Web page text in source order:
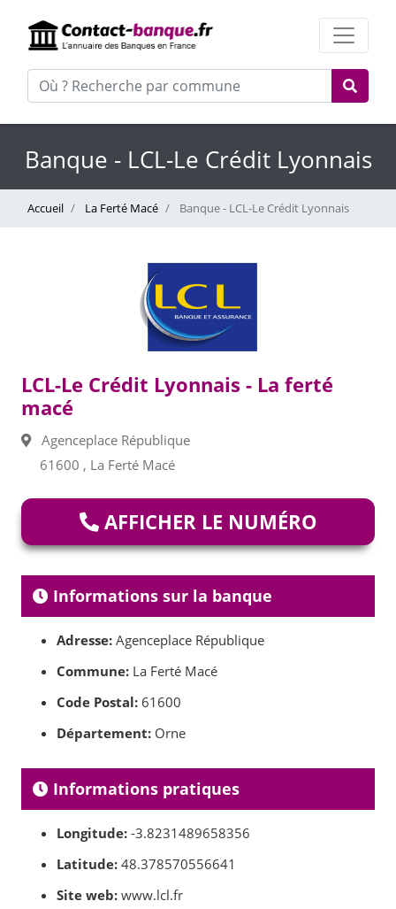
Banque - LCL-Le Crédit Lyonnais
Accueil La Ferté Macé Banque - LCL-Le Crédit Lyonnais
LCL-Le Crédit Lyonnais - La ferté
macé
Agenceplace République
61600 , La Ferté Macé
AFFICHER LE NUMÉRO
Informations sur la banque
Adresse: Agenceplace République
Commune: La Ferté Macé
Code Postal: 61600
Département: Orne
Informations pratiques
Longitude: -3.8231489658356
Latitude: 48.378570556641
Site web: www.lcl.fr